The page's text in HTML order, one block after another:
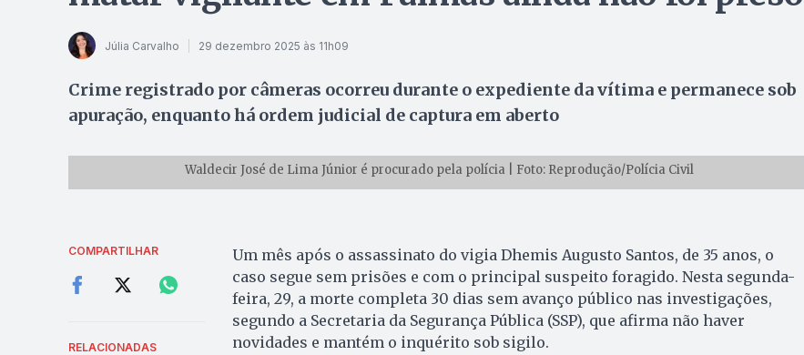
Júlia Carvalho 29 dezembro 2025 às 11h09
Crime registrado por câmeras ocorreu durante o expediente da vítima e permanece sob
apuração, enquanto há ordem judicial de captura em aberto
Waldecir José de Lima Júnior é procurado pela polícia | Foto: Reprodução/Polícia Civil
COMPARTILHAR
RELACIONADAS
Um mês após o assassinato do vigia Dhemis Augusto Santos, de 35 anos, o
caso segue sem prisões e com o principal suspeito foragido. Nesta segunda-
feira, 29, a morte completa 30 dias sem avanço público nas investigações,
segundo a Secretaria da Segurança Pública (SSP), que afirma não haver
novidades e mantém o inquérito sob sigilo.